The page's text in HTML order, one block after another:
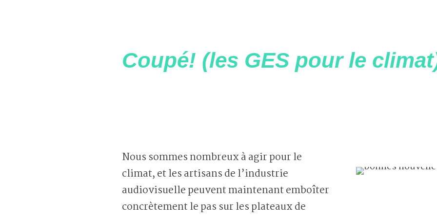
Coupé! (les GES pour le
Nous sommes nombreux à agir pour le
climat, et les artisans de l’industrie
audiovisuelle peuvent maintenant emboîter
concrètement le pas sur les plateaux de